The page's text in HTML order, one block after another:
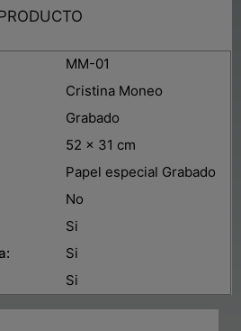
MM-01
Cristina Moneo
Grabado
52 x 31 cm
Papel especial Grabado
No
Si
Si
Si